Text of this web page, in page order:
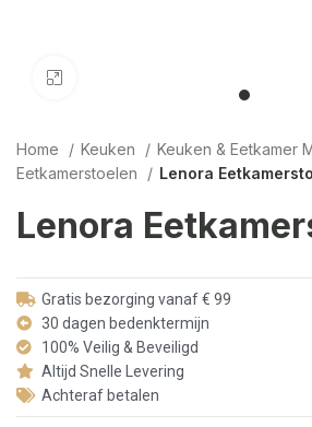
Home Keuken
Keuken & Eetkamer
Eetkamerstoelen
Lenora
Gratis bezorging vanaf € 99
30 dagen bedenktermijn
100% Veilig & Beveiligd
Altijd Snelle Levering
Achteraf betalen